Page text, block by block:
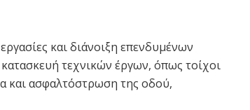
και διάνοιξη επενδυμένων
τεχνικών έργων, όπως τοίχοι
και ασφαλτόστρωση της οδού,